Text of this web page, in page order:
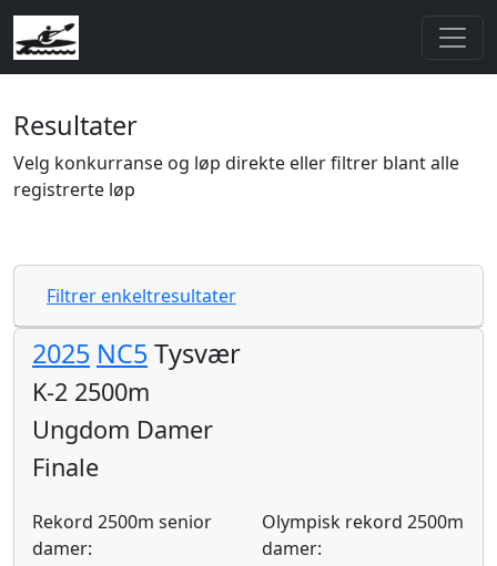
Resultater
Velg konkurranse og løp direkte eller filtrer blant alle
registrerte løp
Filtrer enkeltresultater
2025 NC5 Tysvær
K-2 2500m
Ungdom Damer
Finale
Rekord 2500m senior
damer:
Olympisk rekord 2500m
damer: